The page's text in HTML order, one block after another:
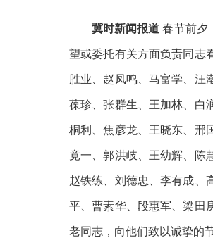
冀时新闻报道春节前夕
望或委托有关方面负责同志
胜业、赵凤鸣、马富学、汪
葆珍、张群生、王加林、白
桐利、焦彦龙、王晓东、邢
竟一、郭洪岐、王幼辉、陈
赵铁练、刘德忠、李有成、
平、曹素华、段惠军、梁田
老同志，向他们致以诚挚的